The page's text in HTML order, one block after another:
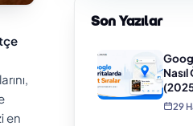
en
Son Yazılar
Nasıl
29